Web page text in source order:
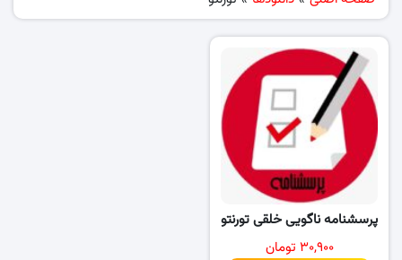
پرسشنامه ناگویی خلقی تورنتو
۳۰,۹۰۰ تومان